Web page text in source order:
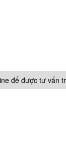
để được tư vấn